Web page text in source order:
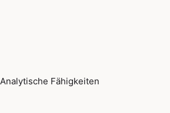
Analytische Fähigkeiten